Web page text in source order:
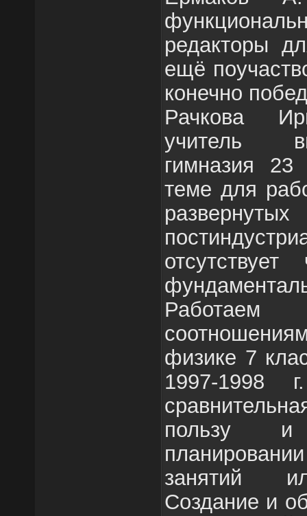
редакторы
ещё
конечно
Рачкова
учитель
гимназия
теме для
Работаем
физике 7
1997-1998
пользу
занятий
Создание и